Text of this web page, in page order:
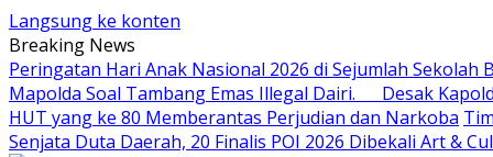
Langsung ke konten
Breaking News
Peringatan Hari Anak Nasional 2026 di Sejumlah Sekolah
Mapolda Soal Tambang Emas Illegal Dairi. Desak
HUT yang ke 80 Memberantas Perjudian dan Narkoba
Senjata Duta Daerah, 20 Finalis POI 2026 Dibekali Art &